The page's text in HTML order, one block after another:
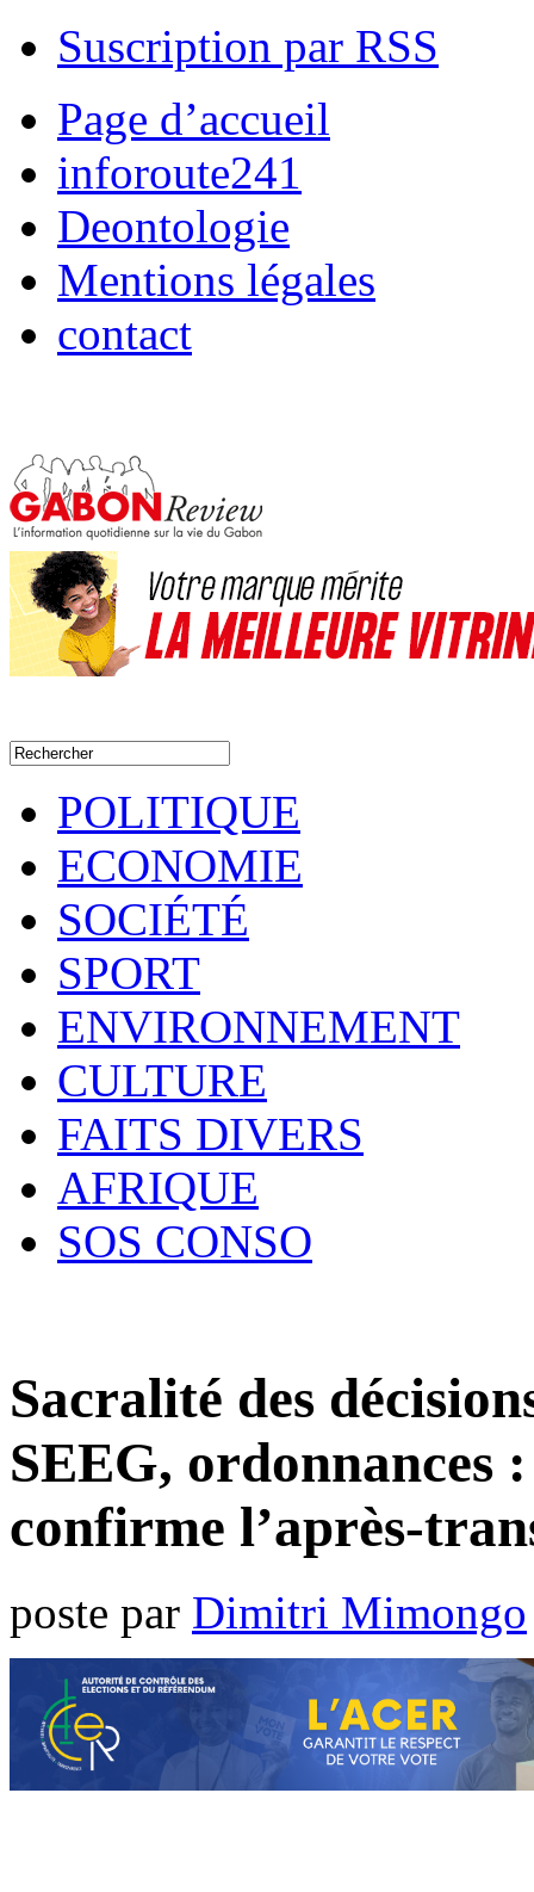
Suscription par RSS
Page d’accueil
inforoute241
Deontologie
Mentions légales
contact
POLITIQUE
ECONOMIE
SOCIÉTÉ
SPORT
ENVIRONNEMENT
CULTURE
FAITS DIVERS
AFRIQUE
SOS CONSO
Sacralité des
SEEG, ordonnances
confirme l’après-
poste par Dimitri Mimongo